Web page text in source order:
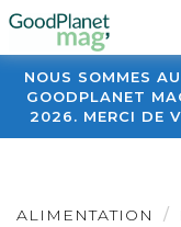
NOUS SOMMES
GOODPLANET
2026. MERCI DE
ALIMENTATION